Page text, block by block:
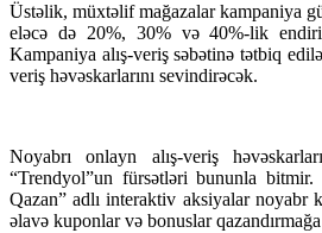
Üstəlik, müxtəlif mağazalar kampaniya
eləcə də 20%, 30% və 40%-lik
Kampaniya alış-veriş səbətinə tətbiq
veriş həvəskarlarını sevindirəcək.
Noyabrı onlayn alış-veriş
“Trendyol”un fürsətləri bununla
Qazan” adlı interaktiv aksiyalar noyabr
əlavə kuponlar və bonuslar